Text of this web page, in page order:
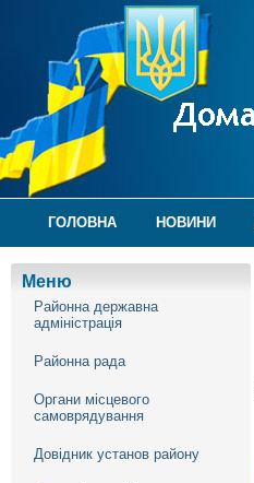
ГОЛОВНА НОВИНИ
Меню
Районна державна
адміністрація
Районна рада
Органи місцевого
самоврядування
Довідник установ району